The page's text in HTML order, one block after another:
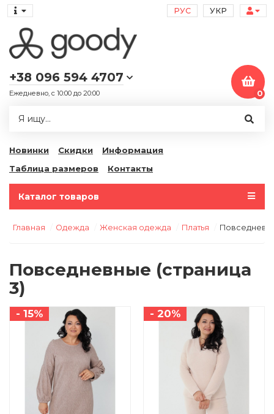
РУС УКР
+38 096 594 4707
Ежедневно, с 10:00 до 20:00 0
Новинки Скидки
Информация
Таблица размеров
Контакты
Каталог товаров
Главная Одежда Женская одежда Платья
Повседневные (страница
3)
- 15% - 20%